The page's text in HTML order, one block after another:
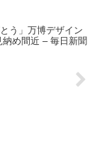
う」万博デザイン
め間近 – 毎日新聞